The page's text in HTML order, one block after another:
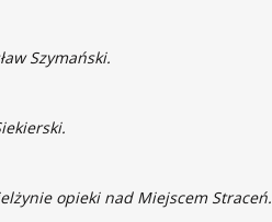
Szymański.
opieki nad Miejscem Straceń.